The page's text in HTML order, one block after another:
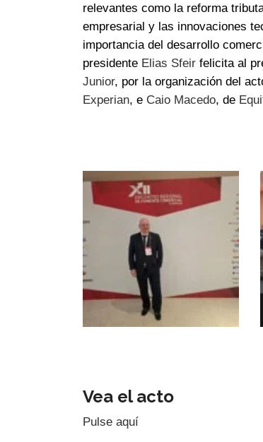
relevantes como la reforma
empresarial y las innovaciones
importancia del desarrollo
presidente Elias Sfeir felicita al
Junior, por la organización del
Experian, e Caio Macedo, de
Vea el acto
Pulse aquí